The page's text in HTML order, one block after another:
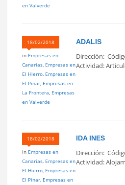
en Valverde
18/02/2018
in Empresas en
Canarias, Empresas en
El Hierro, Empresas en
El Pinar, Empresas en
La Frontera, Empresas
en Valverde
ADALIS
Dirección:
Actividad:
18/02/2018
in Empresas en
Canarias, Empresas en
El Hierro, Empresas en
El Pinar, Empresas en
IDA INES
Dirección:
Actividad: